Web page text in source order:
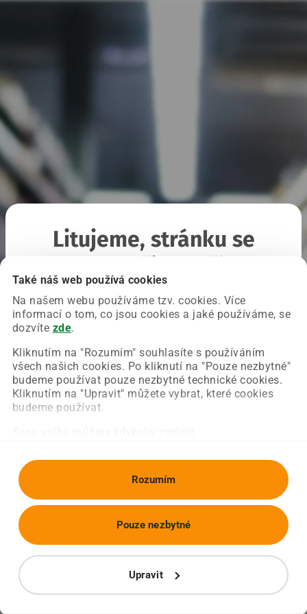
Také náš web používá cookies
Na našem webu používáme tzv. cookies. Více
informací o tom, co jsou cookies a jaké používáme, se
dozvíte zde.
Kliknutím na "Rozumím" souhlasíte s používáním
všech našich cookies. Po kliknutí na "Pouze nezbytné"
budeme používat pouze nezbytné technické cookies.
Kliknutím na "Upravit" můžete vybrat, které cookies
budeme používat.
Rozumím
Upravit
Pouze nezbytné
Litujeme, stránku se
Chyba nastala na naší straně a už ji opravujeme.
Zkuste prosím znovu načíst požadovanou stránku.
Obnovit stránku Úvodní strana